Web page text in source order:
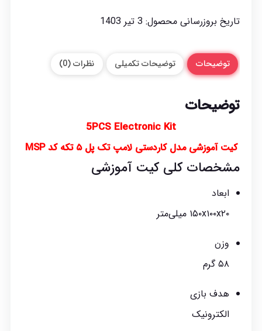
تاریخ بروزرسانی محصول: 3 تیر 1403
توضیحات توضیحات تکمیلی نظرات (0)
توضیحات
5PCS Electronic Kit
کیت آموزشی مدل کاردستی لامپ تک پل ۵ تکه کد MSP
مشخصات کلی کیت آموزشی
ابعاد
۱۵۰x۱۰۰x۲۰ میلی‌متر
وزن
۵۸ گرم
هدف بازی
الکترونیک